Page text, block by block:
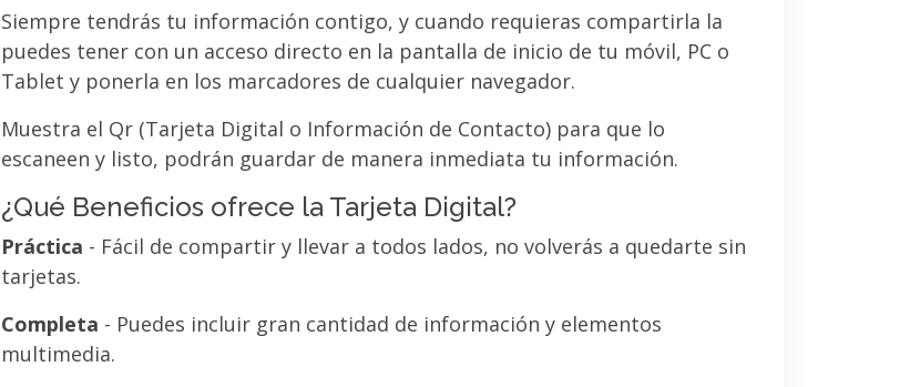
Siempre tendrás tu información contigo, y cuando requieras compartirla la
puedes tener con un acceso directo en la pantalla de inicio de tu móvil, PC o
Tablet y ponerla en los marcadores de cualquier navegador.
Muestra el Qr (Tarjeta Digital o Información de Contacto) para que lo
escaneen y listo, podrán guardar de manera inmediata tu información.
¿Qué Beneficios ofrece la Tarjeta Digital?
Práctica - Fácil de compartir y llevar a todos lados, no volverás a quedarte sin
tarjetas.
Completa - Puedes incluir gran cantidad de información y elementos
multimedia.